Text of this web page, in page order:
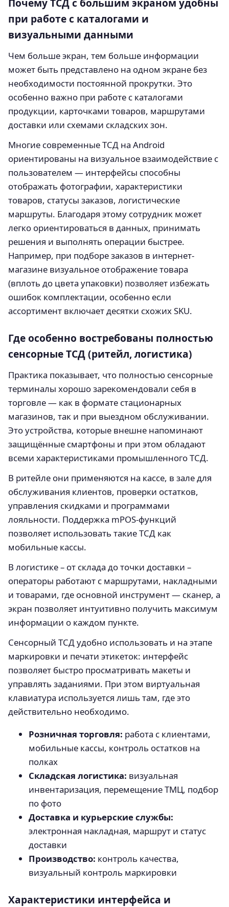
Почему ТСД с большим экраном удобны
при работе с каталогами и
визуальными данными
Чем больше экран, тем больше информации
может быть представлено на одном экране без
необходимости постоянной прокрутки. Это
особенно важно при работе с каталогами
продукции, карточками товаров, маршрутами
доставки или схемами складских зон.
Многие современные ТСД на Android
ориентированы на визуальное взаимодействие с
пользователем — интерфейсы способны
отображать фотографии, характеристики
товаров, статусы заказов, логистические
маршруты. Благодаря этому сотрудник может
легко ориентироваться в данных, принимать
решения и выполнять операции быстрее.
Например, при подборе заказов в интернет-
магазине визуальное отображение товара
(вплоть до цвета упаковки) позволяет избежать
ошибок комплектации, особенно если
ассортимент включает десятки схожих SKU.
Где особенно востребованы полностью
сенсорные ТСД (ритейл, логистика)
Практика показывает, что полностью сенсорные
терминалы хорошо зарекомендовали себя в
торговле — как в формате стационарных
магазинов, так и при выездном обслуживании.
Это устройства, которые внешне напоминают
защищённые смартфоны и при этом обладают
всеми характеристиками промышленного ТСД.
В ритейле они применяются на кассе, в зале для
обслуживания клиентов, проверки остатков,
управления скидками и программами
лояльности. Поддержка mPOS-функций
позволяет использовать такие ТСД как
мобильные кассы.
В логистике – от склада до точки доставки –
операторы работают с маршрутами, накладными
и товарами, где основной инструмент — сканер, а
экран позволяет интуитивно получить максимум
информации о каждом пункте.
Сенсорный ТСД удобно использовать и на этапе
маркировки и печати этикеток: интерфейс
позволяет быстро просматривать макеты и
управлять заданиями. При этом виртуальная
клавиатура используется лишь там, где это
действительно необходимо.
Розничная торговля: работа с клиентами,
мобильные кассы, контроль остатков на
полках
Складская логистика: визуальная
инвентаризация, перемещение ТМЦ, подбор
по фото
Доставка и курьерские службы:
электронная накладная, маршрут и статус
доставки
Производство: контроль качества,
визуальный контроль маркировки
Характеристики интерфейса и